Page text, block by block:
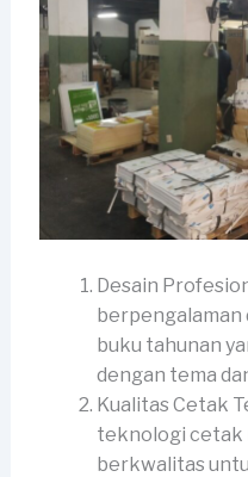
Desain
berpengalaman
buku tahunan
dengan tema
Kualitas Cetak
teknologi cetak
berkwalitas